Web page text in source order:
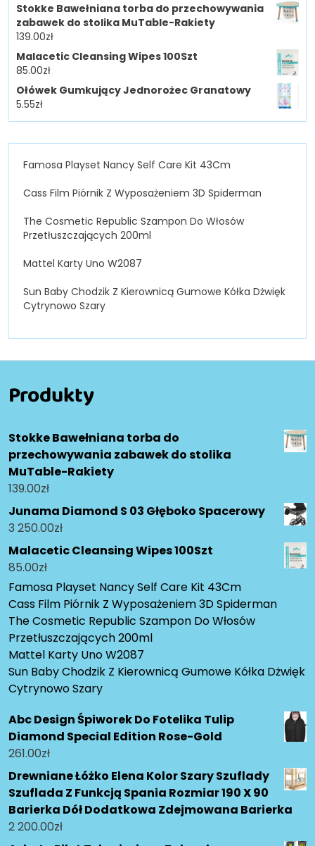
Stokke Bawełniana torba do przechowywania
zabawek do stolika MuTable-Rakiety
139.00zł
Malacetic Cleansing Wipes 100Szt
85.00zł
Ołówek Gumkujący Jednorożec Granatowy
5.55zł
Famosa Playset Nancy Self Care Kit 43Cm
Cass Film Piórnik Z Wyposażeniem 3D Spiderman
The Cosmetic Republic Szampon Do Włosów
Przetłuszczających 200ml
Mattel Karty Uno W2087
Sun Baby Chodzik Z Kierownicą Gumowe Kółka Dżwięk
Cytrynowo Szary
Produkty
Stokke Bawełniana torba do
przechowywania zabawek do stolika
MuTable-Rakiety
139.00zł
Junama Diamond S 03 Głęboko Spacerowy
3 250.00zł
Malacetic Cleansing Wipes 100Szt
85.00zł
Famosa Playset Nancy Self Care Kit 43Cm
Cass Film Piórnik Z Wyposażeniem 3D Spiderman
The Cosmetic Republic Szampon Do Włosów
Przetłuszczających 200ml
Mattel Karty Uno W2087
Sun Baby Chodzik Z Kierownicą Gumowe Kółka Dżwięk
Cytrynowo Szary
Abc Design Śpiworek Do Fotelika Tulip
Diamond Special Edition Rose-Gold
261.00zł
Drewniane Łóżko Elena Kolor Szary Szuflady
Szuflada Z Funkcją Spania Rozmiar 190 X 90
Barierka Dół Dodatkowa Zdejmowana Barierka
2 200.00zł